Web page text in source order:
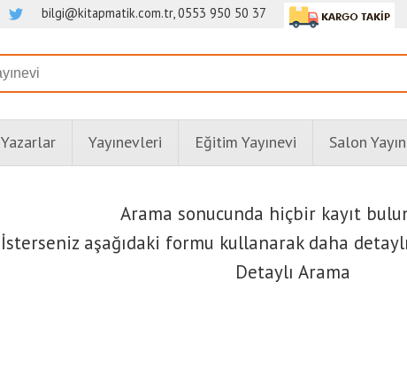
bilgi@kitapmatik.com.tr, 0553 950 50 37
Yazarlar Yayınevleri Eğitim Yayınevi Salon
Arama sonucunda hiçbir kayıt
İsterseniz aşağıdaki formu kullanarak daha
Detaylı Arama